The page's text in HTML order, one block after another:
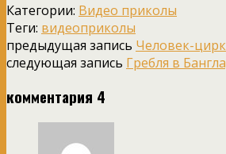
Категории: Видео приколы
Теги: видеоприколы
предыдущая запись Человек-
следующая запись Гребля в
комментария 4